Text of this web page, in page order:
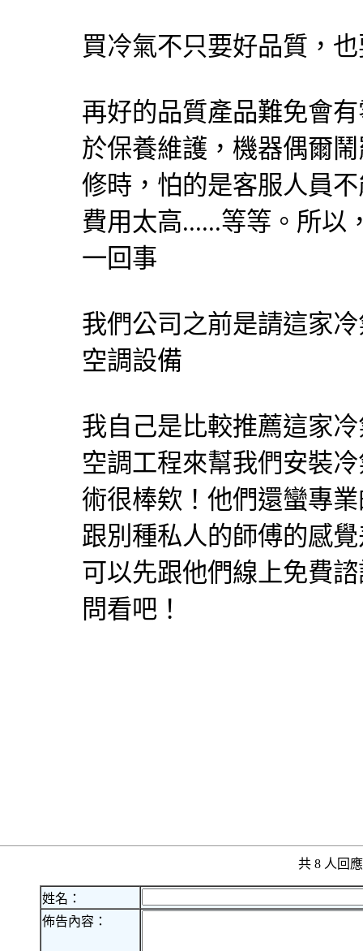
買冷氣不只要好品質，
再好的品質產品難免會
於保養維護，機器偶爾
修時，怕的是客服人員
費用太高......等等。所以
一回事
我們公司之前是請這家
空調設備
我自己是比較推薦這家
空調工程來幫我們安裝
術很棒欸！他們還蠻專
跟別種私人的師傅的感
可以先跟他們線上免費
問看吧！
共 8 人回
姓名：
佈告內容：